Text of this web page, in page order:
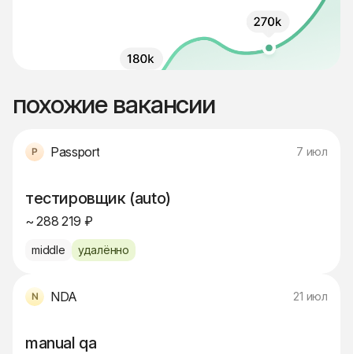
похожие вакансии
Passport 7 июл
тестировщик (auto)
~ 288 219 ₽
middle удалённо
NDA 21 июл
manual qa